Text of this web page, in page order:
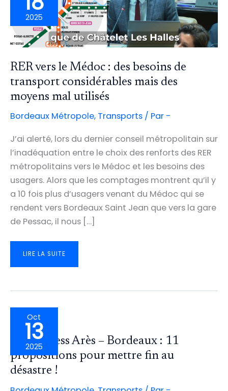
2025
RER vers le Médoc : des besoins de
transport considérables mais des
moyens mal utilisés
Bordeaux Métropole, Transports / Par -
J’ai alerté, lors du dernier conseil métropolitain sur
l’inadéquation entre le choix des renforts des RER
métropolitains vers le Médoc et les besoins des
usagers. Alors que les comptages montrent qu’il y
a 10 fois plus d’usagers venant du Médoc qui se
rendent vers Bordeaux Saint Jean que vers la gare
de Pessac, il nous […]
RER
DE
MAIS
DES
MOYENS
MAL
UTILISÉS
LIRE LA SUITE
Oct
13
2025
Car express Arès – Bordeaux : 11
propositions pour mettre fin au
désastre !